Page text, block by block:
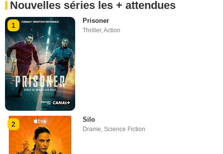
Nouvelles séries les + attendues
1
Prisoner
Thriller,Action
2
Silo
Drame ,Science Fiction